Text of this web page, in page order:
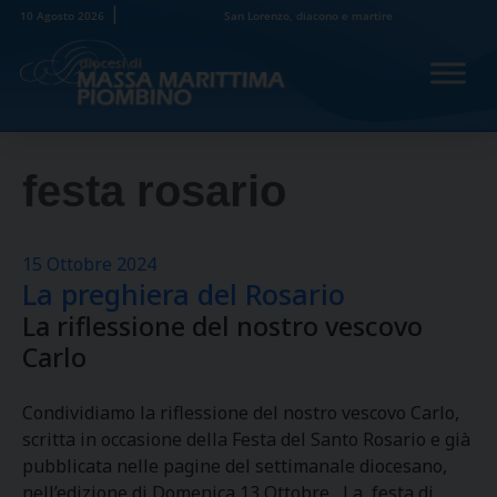
Skip
content
10 Agosto 2026 San Lorenzo, diacono e martire
festa rosario
15 Ottobre 2024
La preghiera del Rosario
La riflessione del nostro vescovo
Carlo
Condividiamo la riflessione del nostro vescovo Carlo,
scritta in occasione della Festa del Santo Rosario e già
pubblicata nelle pagine del settimanale diocesano,